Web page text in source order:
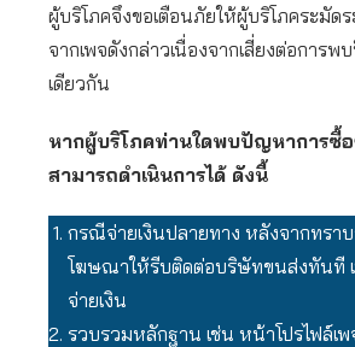
ผู้บริโภคจึงขอเตือนภัยให้ผู้บริโภคระมัด
จากเพจดังกล่าวเนื่องจากเสี่ยงต่อกา
เดียวกัน
หากผู้บริโภคท่านใดพบปัญหาการซื้
สามารถดำเนินการได้ ดังนี้
กรณีจ่ายเงินปลายทาง หลังจากทราบ
โฆษณาให้รีบติดต่อบริษัทขนส่งทันที
จ่ายเงิน
รวบรวมหลักฐาน เช่น หน้าโปรไฟล์เ